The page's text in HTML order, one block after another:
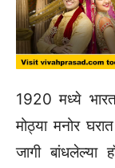
1920 मध्ये
मोठ्या मनोर
जागी बांधलेल्या